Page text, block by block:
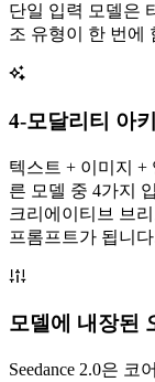
단일 입력 모델은
조 유형이 한 번에
4-모달리티 아
텍스트 + 이미지 +
른 모델 중 4가지
크리에이티브 브
프롬프트가 됩니
모델에 내장된
Seedance 2.0은